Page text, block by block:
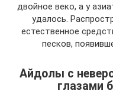
двойное веко, а у
удалось.
естественное
песков,
Айдолы с
глазами